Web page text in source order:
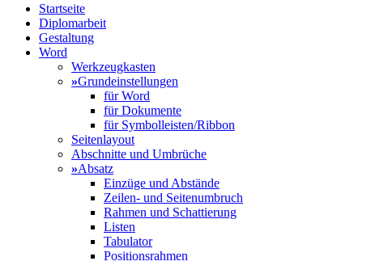
Startseite
Diplomarbeit
Gestaltung
Word
Werkzeugkasten
»Grundeinstellungen
für Word
für Dokumente
für Symbolleisten/Ribbon
Seitenlayout
Abschnitte und Umbrüche
»Absatz
Einzüge und Abstände
Zeilen- und Seitenumbruch
Rahmen und Schattierung
Listen
Tabulator
Positionsrahmen